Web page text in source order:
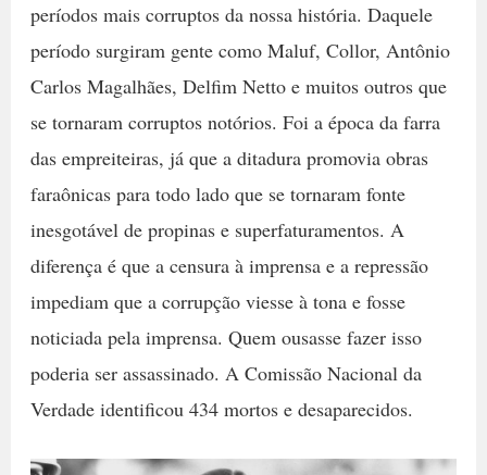
períodos mais corruptos da nossa história. Daquele
período surgiram gente como Maluf, Collor, Antônio
Carlos Magalhães, Delfim Netto e muitos outros que
se tornaram corruptos notórios. Foi a época da farra
das empreiteiras, já que a ditadura promovia obras
faraônicas para todo lado que se tornaram fonte
inesgotável de propinas e superfaturamentos. A
diferença é que a censura à imprensa e a repressão
impediam que a corrupção viesse à tona e fosse
noticiada pela imprensa. Quem ousasse fazer isso
poderia ser assassinado. A Comissão Nacional da
Verdade identificou 434 mortos e desaparecidos.